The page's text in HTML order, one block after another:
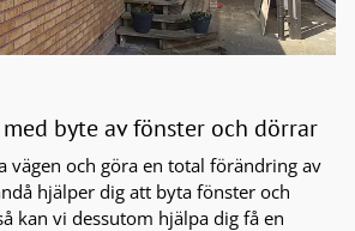
byte av fönster och dörrar
vägen och göra en total förändring av
hjälper dig att byta fönster och
kan vi dessutom hjälpa dig få en